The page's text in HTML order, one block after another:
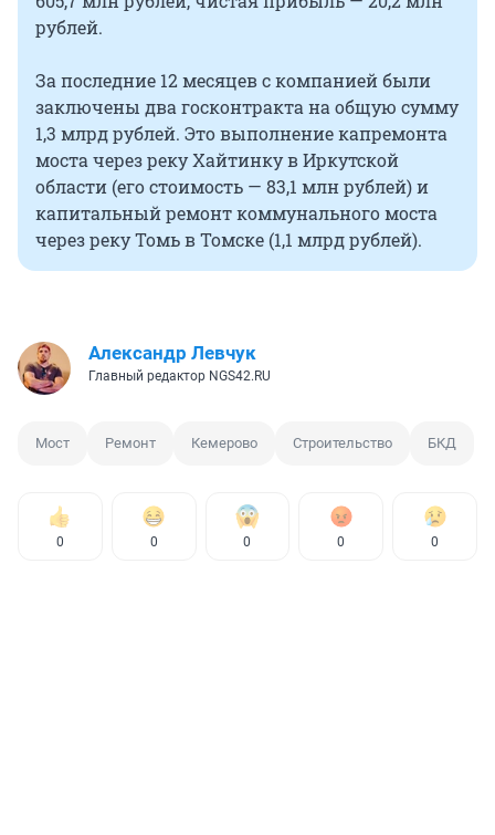
рублей.
За последние 12 месяцев с компанией были
заключены два госконтракта на общую сумму
1,3 млрд рублей. Это выполнение капремонта
моста через реку Хайтинку в Иркутской
области (его стоимость — 83,1 млн рублей) и
капитальный ремонт коммунального моста
через реку Томь в Томске (1,1 млрд рублей).
Александр Левчук
Главный редактор NGS42.RU
Мост Ремонт Кемерово Строительство БКД
0 0 0 0 0